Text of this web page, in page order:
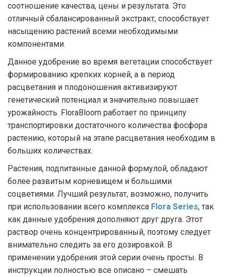
соотношение качества, цены и результата. Это
отличный сбалансированный экстракт, способствует
насыщению растений всеми необходимыми
компонентами.
Данное удобрение во время вегетации способствует
формированию крепких корней, а в период
расцветания и плодоношения активизируют
генетический потенциал и значительно повышает
урожайность. FloraBloom работает по принципу
транспортировки достаточного количества фосфора
растению, который на этапе расцветания необходим в
больших количествах.
Растения, подпитанные данной формулой, обладают
более развитым корневищем и большими
соцветиями. Лучший результат, возможно, получить
при использовании всего комплекса Flora Series, так
как данные удобрения дополняют друг друга. Этот
раствор очень концентрированный, поэтому следует
внимательно следить за его дозировкой. В
применении удобрения этой серии очень просты. В
инструкции полностью все описано – смешать